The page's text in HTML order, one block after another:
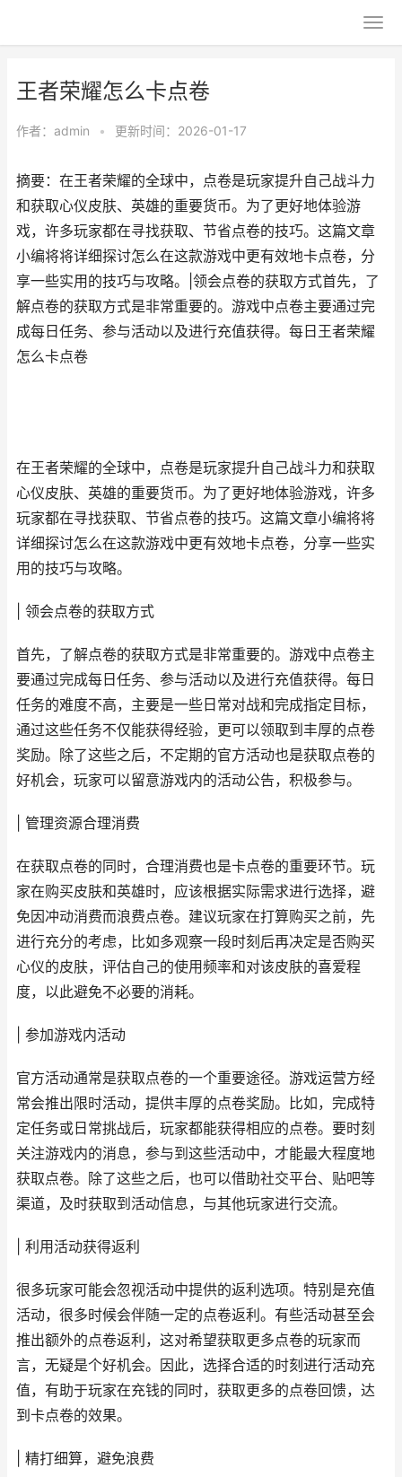
王者荣耀怎么卡点卷
作者： admin • 更新时间：2026-01-17
摘要：在王者荣耀的全球中，点卷是玩家提升自己战斗力
和获取心仪皮肤、英雄的重要货币。为了更好地体验游
戏，许多玩家都在寻找获取、节省点卷的技巧。这篇文章
小编将将详细探讨怎么在这款游戏中更有效地卡点卷，分
享一些实用的技巧与攻略。|领会点卷的获取方式首先，了
解点卷的获取方式是非常重要的。游戏中点卷主要通过完
成每日任务、参与活动以及进行充值获得。每日王者荣耀
怎么卡点卷
在王者荣耀的全球中，点卷是玩家提升自己战斗力和获取
心仪皮肤、英雄的重要货币。为了更好地体验游戏，许多
玩家都在寻找获取、节省点卷的技巧。这篇文章小编将将
详细探讨怎么在这款游戏中更有效地卡点卷，分享一些实
用的技巧与攻略。
| 领会点卷的获取方式
首先，了解点卷的获取方式是非常重要的。游戏中点卷主
要通过完成每日任务、参与活动以及进行充值获得。每日
任务的难度不高，主要是一些日常对战和完成指定目标，
通过这些任务不仅能获得经验，更可以领取到丰厚的点卷
奖励。除了这些之后，不定期的官方活动也是获取点卷的
好机会，玩家可以留意游戏内的活动公告，积极参与。
| 管理资源合理消费
在获取点卷的同时，合理消费也是卡点卷的重要环节。玩
家在购买皮肤和英雄时，应该根据实际需求进行选择，避
免因冲动消费而浪费点卷。建议玩家在打算购买之前，先
进行充分的考虑，比如多观察一段时刻后再决定是否购买
心仪的皮肤，评估自己的使用频率和对该皮肤的喜爱程
度，以此避免不必要的消耗。
| 参加游戏内活动
官方活动通常是获取点卷的一个重要途径。游戏运营方经
常会推出限时活动，提供丰厚的点卷奖励。比如，完成特
定任务或日常挑战后，玩家都能获得相应的点卷。要时刻
关注游戏内的消息，参与到这些活动中，才能最大程度地
获取点卷。除了这些之后，也可以借助社交平台、贴吧等
渠道，及时获取到活动信息，与其他玩家进行交流。
| 利用活动获得返利
很多玩家可能会忽视活动中提供的返利选项。特别是充值
活动，很多时候会伴随一定的点卷返利。有些活动甚至会
推出额外的点卷返利，这对希望获取更多点卷的玩家而
言，无疑是个好机会。因此，选择合适的时刻进行活动充
值，有助于玩家在充钱的同时，获取更多的点卷回馈，达
到卡点卷的效果。
| 精打细算，避免浪费